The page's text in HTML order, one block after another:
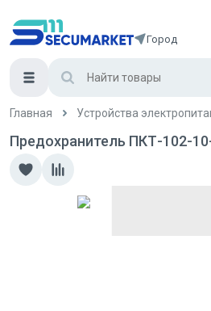
Город
Главная Устройства
Предохранитель ПКТ-102-